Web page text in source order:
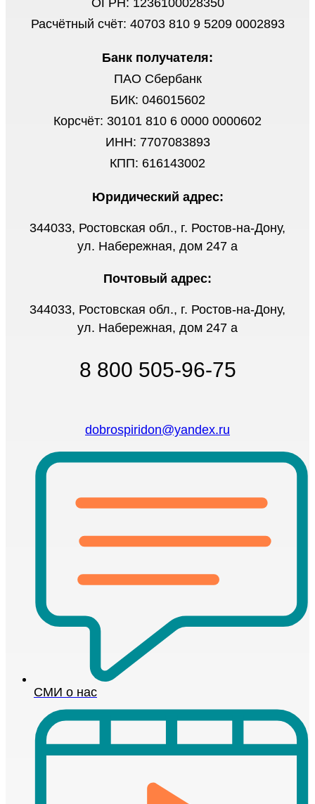
ОГРН: 1236100028350
Расчётный счёт: 40703 810 9 5209 0002893
Банк получателя:
ПАО Сбербанк
БИК: 046015602
Корсчёт: 30101 810 6 0000 0000602
ИНН: 7707083893
КПП: 616143002
Юридический адрес:
344033, Ростовская обл., г. Ростов-на-Дону,
ул. Набережная, дом 247 а
Почтовый адрес:
344033, Ростовская обл., г. Ростов-на-Дону,
ул. Набережная, дом 247 а
8 800 505-96-75
dobrospiridon@yandex.ru
СМИ о нас